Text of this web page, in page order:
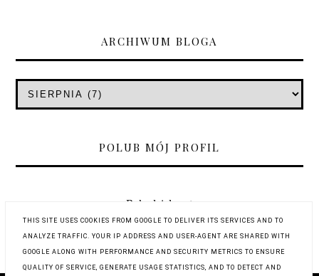
ARCHIWUM BLOGA
POLUB MÓJ PROFIL
Rękodzieło-art
THIS SITE USES COOKIES FROM GOOGLE TO DELIVER ITS SERVICES AND TO
ANALYZE TRAFFIC. YOUR IP ADDRESS AND USER-AGENT ARE SHARED WITH
GOOGLE ALONG WITH PERFORMANCE AND SECURITY METRICS TO ENSURE
QUALITY OF SERVICE, GENERATE USAGE STATISTICS, AND TO DETECT AND